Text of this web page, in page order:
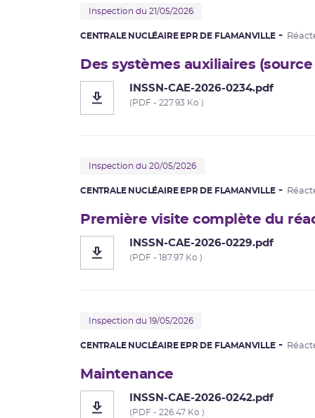
Inspection du 21/05/2026
CENTRALE NUCLÉAIRE EPR DE FLAMANVILLE
Des systèmes auxiliaires
INSSN-CAE-2026-0234.pdf
(PDF - 227.93 Ko )
Inspection du 20/05/2026
CENTRALE NUCLÉAIRE EPR DE FLAMANVILLE
Première visite complète du
INSSN-CAE-2026-0229.pdf
(PDF - 187.97 Ko )
Inspection du 19/05/2026
CENTRALE NUCLÉAIRE EPR DE FLAMANVILLE
Maintenance
INSSN-CAE-2026-0242.pdf
(PDF - 226.47 Ko )